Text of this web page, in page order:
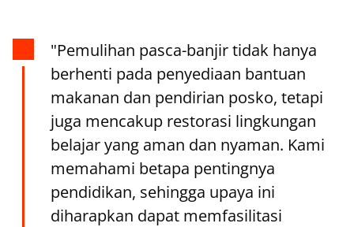
"Pemulihan pasca-banjir tidak hanya
berhenti pada penyediaan bantuan
makanan dan pendirian posko, tetapi
juga mencakup restorasi lingkungan
belajar yang aman dan nyaman. Kami
memahami betapa pentingnya
pendidikan, sehingga upaya ini
diharapkan dapat memfasilitasi